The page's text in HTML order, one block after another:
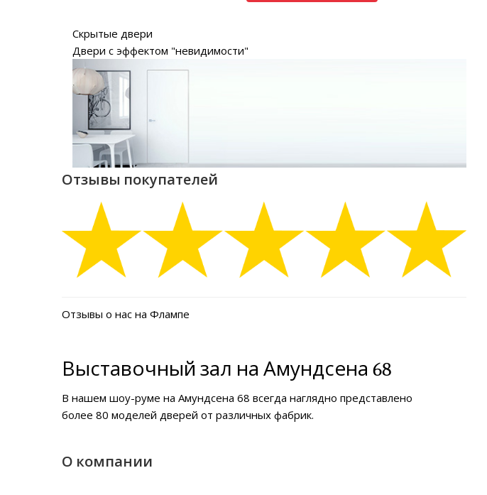
Скрытые двери
Двери с эффектом "невидимости"
Отзывы покупателей
Отзывы о нас на Флампе
Выставочный зал на Амундсена 68
В нашем шоу-руме на Амундсена 68 всегда наглядно представлено
более 80 моделей дверей от различных фабрик.
О компании